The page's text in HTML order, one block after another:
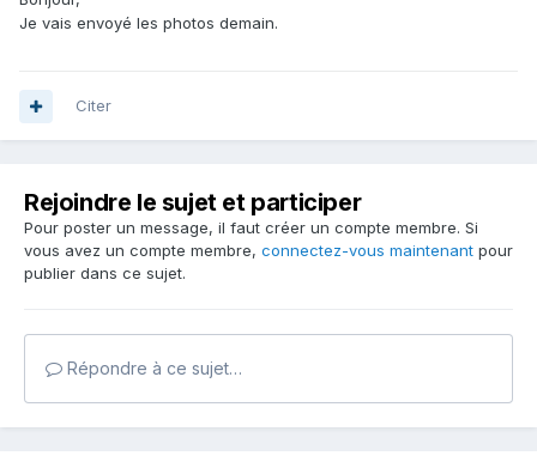
Je vais envoyé les photos demain.
Citer
Rejoindre le sujet et participer
Pour poster un message, il faut créer un compte membre. Si
vous avez un compte membre, connectez-vous maintenant pour
publier dans ce sujet.
Répondre à ce sujet…